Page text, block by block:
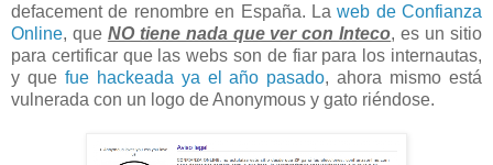
defacement de renombre en España. Laweb de Confianza
Online, que NO tiene nada que ver con Inteco, es un sitio
para certificar que las webs son de fiar para los internautas,
y que fue hackeada ya el año pasado, ahora mismo está
vulnerada con un logo de Anonymous y gato riéndose.